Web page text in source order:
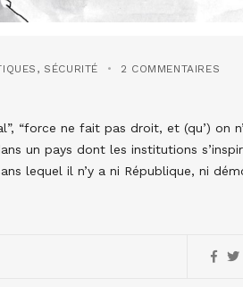
, SÉCURITÉ 2 COMMENTAIRES
“force ne fait pas droit, et (qu’) on
un pays dont les institutions
lequel il n’y a ni République, ni